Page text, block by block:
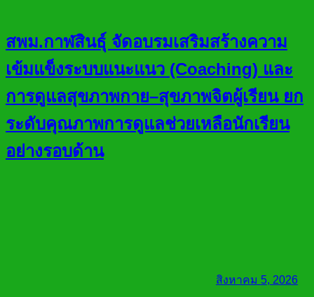
สพม.กาฬสินธุ์ จัดอบรมเสริมสร้างความ
เข้มแข็งระบบแนะแนว (Coaching) และ
การดูแลสุขภาพกาย–สุขภาพจิตผู้เรียน ยก
ระดับคุณภาพการดูแลช่วยเหลือนักเรียน
อย่างรอบด้าน
สิงหาคม 5, 2026